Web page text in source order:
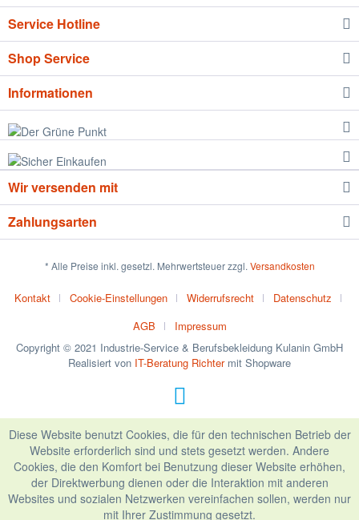
Service Hotline
Shop Service
Informationen
Wir versenden mit
Zahlungsarten
* Alle Preise inkl. gesetzl. Mehrwertsteuer zzgl. Versandkosten
Kontakt Cookie-Einstellungen Widerrufsrecht
Datenschutz
AGB
Impressum
Copyright © 2021 Industrie-Service & Berufsbekleidung Kulanin GmbH
Realisiert von IT-Beratung Richtermit Shopware
Diese Website benutzt Cookies, die für den technischen Betrieb der
Website erforderlich sind und stets gesetzt werden. Andere
Cookies, die den Komfort bei Benutzung dieser Website erhöhen,
der Direktwerbung dienen oder die Interaktion mit anderen
Websites und sozialen Netzwerken vereinfachen sollen, werden nur
mit Ihrer Zustimmung gesetzt.